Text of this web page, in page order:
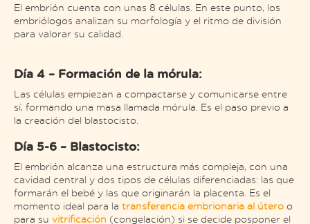
El embrión cuenta con unas 8 células. En este punto, los
embriólogos analizan su morfología y el ritmo de división
para valorar su calidad.
Día 4 – Formación de la mórula:
Las células empiezan a compactarse y comunicarse entre
sí, formando una masa llamada mórula. Es el paso previo a
la creación del blastocisto.
Día 5-6 – Blastocisto:
El embrión alcanza una estructura más compleja, con una
cavidad central y dos tipos de células diferenciadas: las que
formarán el bebé y las que originarán la placenta. Es el
momento ideal para la transferencia embrionaria al útero o
para su vitrificación (congelación) si se decide posponer el